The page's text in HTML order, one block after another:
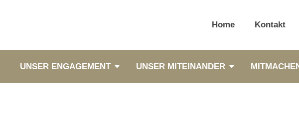
Home Kontakt
UNSER ENGAGEMENT UNSER MITEINANDER